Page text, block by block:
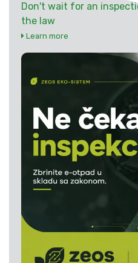
Don't wait for an
the law
Learn more